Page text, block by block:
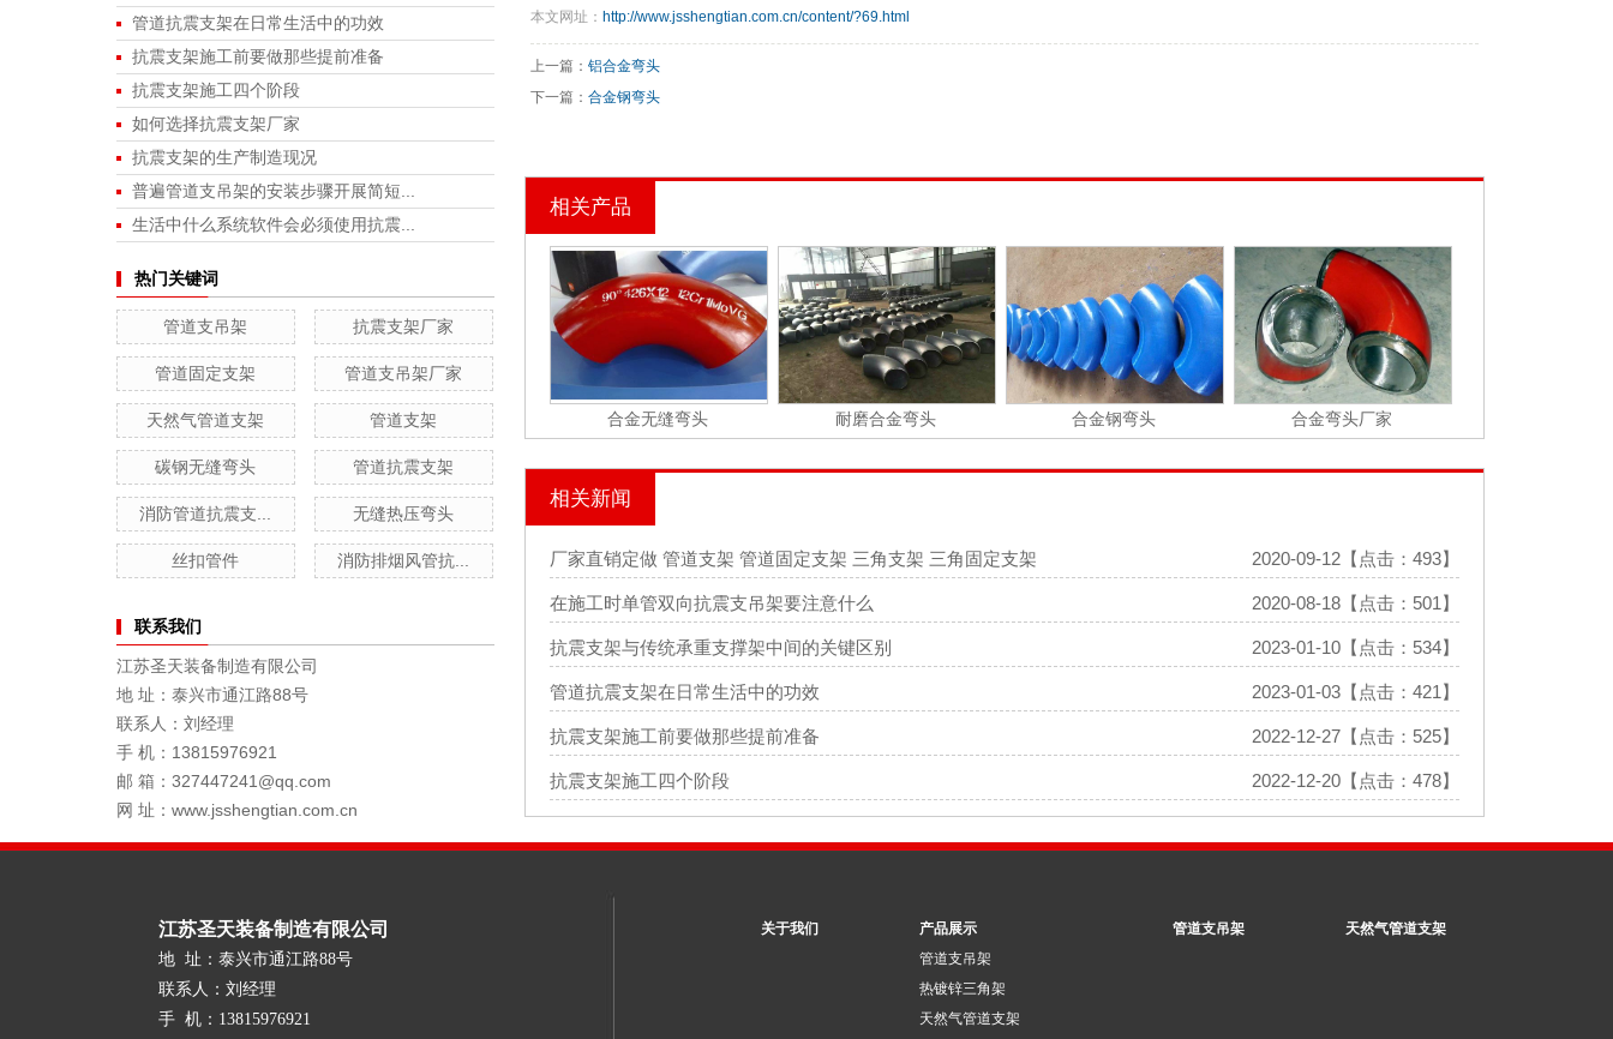
管道抗震支架在日常生活中的功效
抗震支架施工前要做那些提前准备
抗震支架施工四个阶段
如何选择抗震支架厂家
抗震支架的生产制造现况
普遍管道支吊架的安装步骤开展简短...
生活中什么系统软件会必须使用抗震...
热门关键词
管道支吊架 抗震支架厂家
管道固定支架 管道支吊架厂家
天然气管道支架 管道支架
碳钢无缝弯头 管道抗震支架
消防管道抗震支... 无缝热压弯头
丝扣管件 消防排烟风管抗...
联系我们
江苏圣天装备制造有限公司
地 址：泰兴市通江路88号
联系人：刘经理
手 机：13815976921
邮 箱：327447241@qq.com
网 址：www.jsshengtian.com.cn
本文网址： http://www.jsshengtian.com.cn/content/?69.html
上一篇： 铝合金弯头
下一篇： 合金钢弯头
相关产品
合金无缝弯头 耐磨合金弯头 合金钢弯头 合金弯头厂家
相关新闻
2020-09-12【点击：493】
厂家直销定做 管道支架 管道固定支架 三角支架 三角固定支架
2020-08-18【点击：501】
在施工时单管双向抗震支吊架要注意什么
2023-01-10【点击：534】
抗震支架与传统承重支撑架中间的关键区别
2023-01-03【点击：421】
管道抗震支架在日常生活中的功效
2022-12-27【点击：525】
抗震支架施工前要做那些提前准备
2022-12-20【点击：478】
抗震支架施工四个阶段
江苏圣天装备制造有限公司
地 址：泰兴市通江路88号
联系人：刘经理
手 机：13815976921
关于我们
产品展示
管道支吊架
热镀锌三角架
天然气管道支架
管道支吊架 天然气管道支架